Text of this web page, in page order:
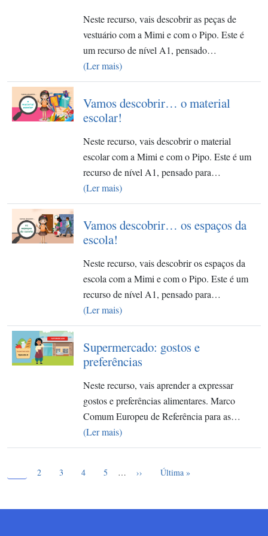
Neste recurso, vais descobrir as peças de
vestuário com a Mimi e com o Pipo. Este é
um recurso de nível A1, pensado…
(Ler mais)
Vamos descobrir… o material
escolar!
Neste recurso, vais descobrir o material
escolar com a Mimi e com o Pipo. Este é um
recurso de nível A1, pensado para…
(Ler mais)
Vamos descobrir… os espaços da
escola!
Neste recurso, vais descobrir os espaços da
escola com a Mimi e com o Pipo. Este é um
recurso de nível A1, pensado para…
(Ler mais)
Supermercado: gostos e
preferências
Neste recurso, vais aprender a expressar
gostos e preferências alimentares. Marco
Comum Europeu de Referência para as…
(Ler mais)
Page
2 Page
3 Page
4 Page
5 … Próxima página
›› Última página
Última »